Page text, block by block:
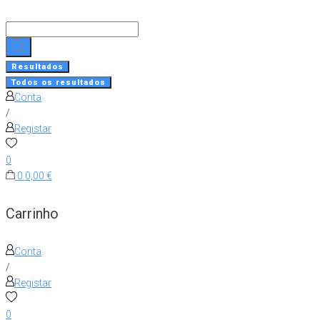
content
Resultados
Todos os resultados
Conta
/
Registar
0
0 0,00 €
Carrinho
Conta
/
Registar
0